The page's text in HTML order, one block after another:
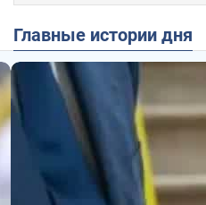
Главные истории дня